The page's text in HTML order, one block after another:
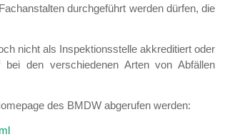
durchgeführt werden dürfen, die
nicht als Inspektionsstelle akkreditiert oder
den verschiedenen Arten von Abfällen
des BMDW abgerufen werden: